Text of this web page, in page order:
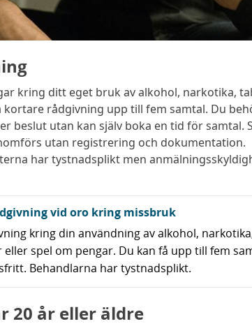
kring ditt eget bruk av alkohol, narkotika,
kortare rådgivning upp till fem samtal. Du
beslut utan kan själv boka en tid för samtal.
utan registrering och dokumentation.
har tystnadsplikt men
vid oro kring missbruk
kring din användning av alkohol,
spel om pengar. Du kan få upp till fem
Behandlarna har tystnadsplikt.
20 år eller äldre